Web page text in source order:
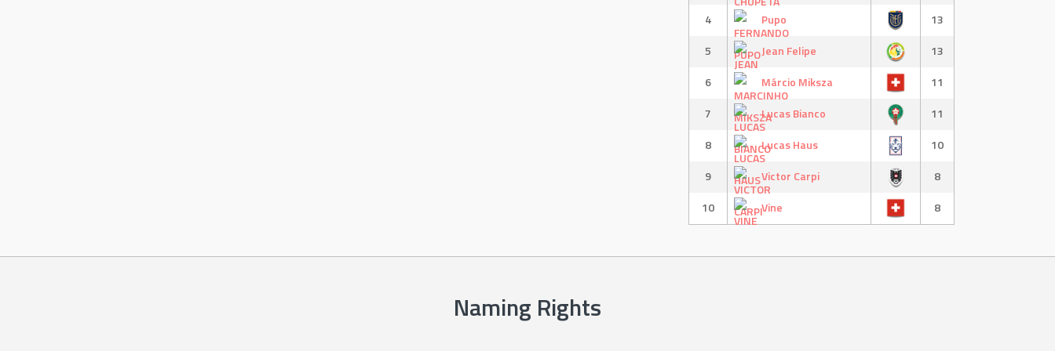
4 Pupo
13
5
Jean Felipe
13
6
Márcio Miksza
11
7
Lucas Bianco
11
8
Lucas Haus
10
9
Victor Carpi
8
10
Vine 8
Naming Rights